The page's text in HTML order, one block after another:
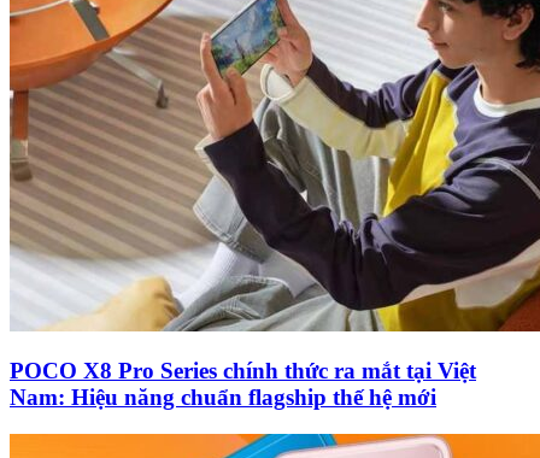
POCO X8 Pro Series chính thức ra mắt tại Việt
Nam: Hiệu năng chuẩn flagship thế hệ mới